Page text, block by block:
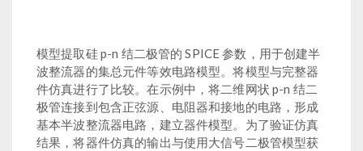
模型提取硅 p-n 结二极管的 SPICE 参数，用于创建半
波整流器的集总元件等效电路模型。将模型与完整器
件仿真进行了比较。在示例中，将二维网状 p-n 结二
极管连接到包含正弦源、电阻器和接地的电路，形成
基本半波整流器电路，建立器件模型。为了验证仿真
结果，将器件仿真的输出与使用大信号二极管模型获